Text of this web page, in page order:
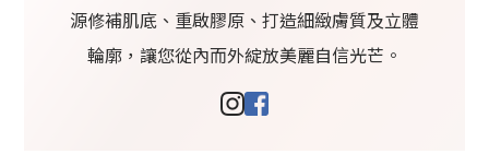
源修補肌底、重啟膠原、打造細緻膚質及立體
輪廓，讓您從內而外綻放美麗自信光芒。